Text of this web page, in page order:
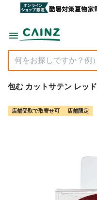
包む カットサテン レッド
店舗受取で取寄せ可 店舗限定